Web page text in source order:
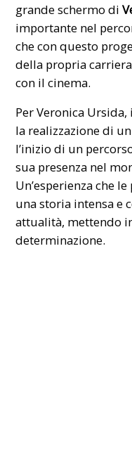
grande schermo di
importante nel
che con questo
della propria
con il cinema.
Per Veronica
la realizzazione di
l’inizio di un
sua presenza nel
Un’esperienza che
una storia intensa e
attualità, mettendo
determinazione.